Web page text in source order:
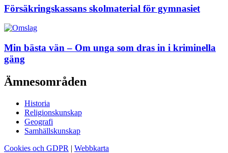
Försäkringskassans skolmaterial för gymnasiet
Min bästa vän – Om unga som dras in i kriminella
gäng
Ämnesområden
Historia
Religionskunskap
Geografi
Samhällskunskap
Cookies och GDPR | Webbkarta